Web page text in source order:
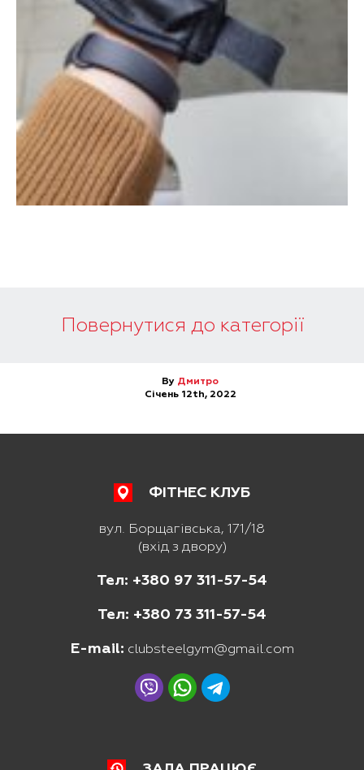
Повернутися до категорії
By Дмитро
Січень 12th, 2022
ФІТНЕС КЛУБ
вул. Борщагівська, 171/18
(вхід з двору)
Тел: +380 97 311-57-54
Тел: +380 73 311-57-54
E-mail: clubsteelgym@gmail.com